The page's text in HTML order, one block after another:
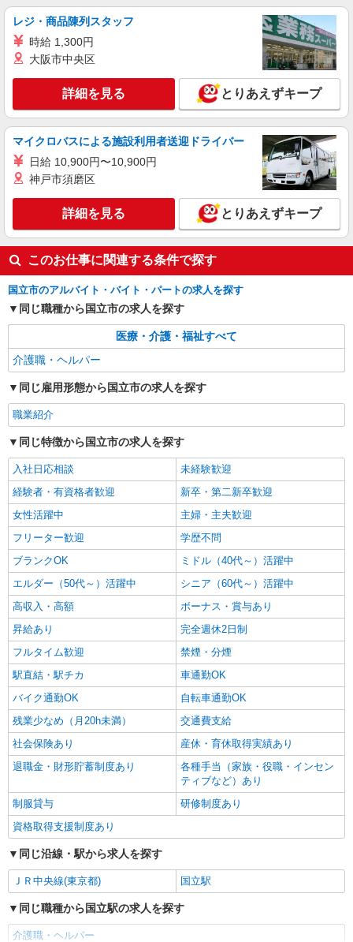
時給1550円〜2312円 ＜交通費全支給(ガソリ
キープ 詳細を見る
派遣社員
株式会社kotrio /●TC-H-2000853
国立駅｜サ高住のSTAFF★まずはお名前を覚
時給1600円〜2250円 ＜日払い有/週払い有/交
通費全支給(ガソリン代含む)＞
国立市 来社不要/面接なし
キープ
株式会社kotrio /●SW-S-2097039
住宅型有料老人ホームSTAFF＊無理なく、長
く続けられる環境＊
【正社員】月給240,000〜400,000円 ・基本
給：200,000円〜220,000円 ・資格手当：10,000〜
により変動） ・固定残業手当：20,000円（10時
間） ※固定残業時間を超過する場合には超過勤務
手当として別途支給 ・夜勤手当：10,000円/1回
（上記給与とは別に支給） 下記資格をお持ちの方
歓迎 ・認知症介護基礎研修 ・初任者研修 ・実務
者研修 ・介護福祉士 など
東京都国立市
キープ
レジ・商品陳列スタッフ
時給 1,300円
大阪市中央区
詳細を見る とりあえずキープ
マイクロバスによる施設利用者送迎ドライバー
日給 10,900円〜10,900円
神戸市須磨区
詳細を見る とりあえずキープ
このお仕事に関連する条件で探す
国立市のアルバイト・バイト・パートの求人を探す
同じ職種から国立市の求人を探す
医療・介護・福祉すべて
介護職・ヘルパー
同じ雇用形態から国立市の求人を探す
職業紹介
同じ特徴から国立市の求人を探す
入社日応相談
未経験歓迎
経験者・有資格者歓迎
新卒・第二新卒歓迎
女性活躍中
主婦・主夫歓迎
フリーター歓迎
学歴不問
ブランクOK
ミドル（40代～）活躍中
エルダー（50代～）活躍中
シニア（60代～）活躍中
高収入・高額
ボーナス・賞与あり
昇給あり
完全週休2日制
フルタイム歓迎
禁煙・分煙
駅直結・駅チカ
車通勤OK
バイク通勤OK
自転車通勤OK
残業少なめ（月20h未満）
交通費支給
社会保険あり
産休・育休取得実績あり
退職金・財形貯蓄制度あり
各種手当（家族・役職・インセン
ティブなど）あり
制服貸与
研修制度あり
資格取得支援制度あり
同じ沿線・駅から求人を探す
ＪＲ中央線(東京都) 国立駅
同じ職種から国立駅の求人を探す
介護職・ヘルパー